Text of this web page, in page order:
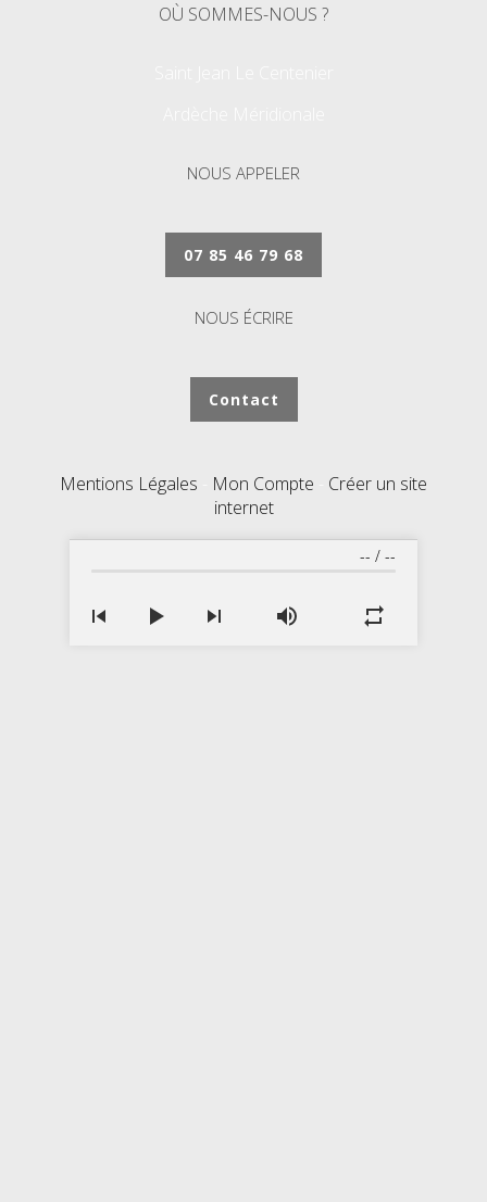
OÙ SOMMES-NOUS ?
NOUS APPELER
07 85 46 79 68
NOUS ÉCRIRE
Contact
Mentions Légales Mon Compte
Créer un site
internet
-- / --